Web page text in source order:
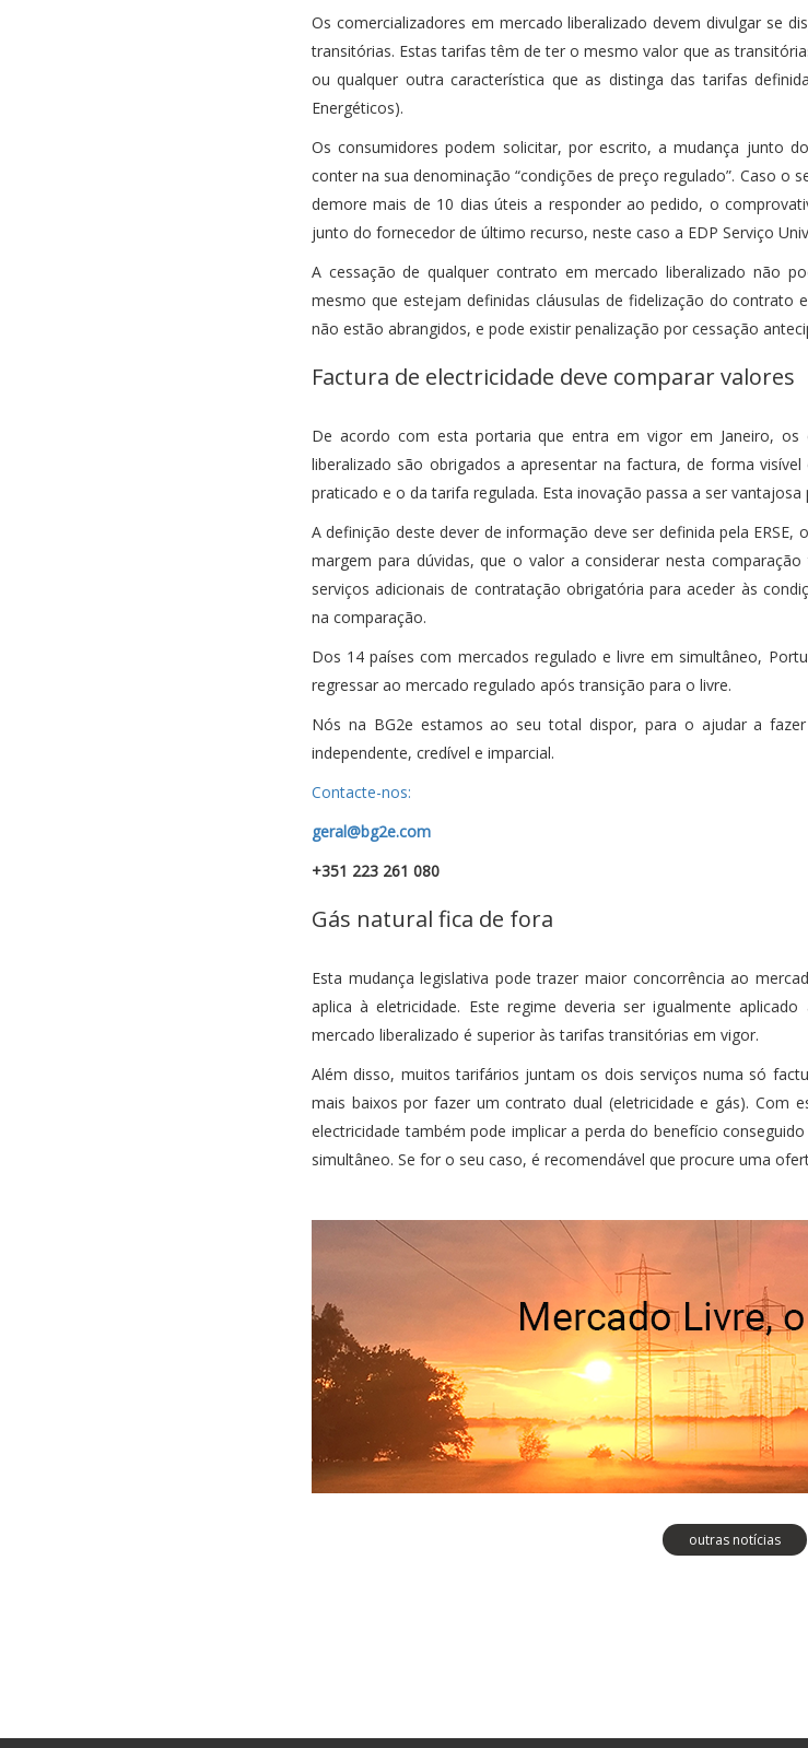
Os comercializadores em mercado liberalizado devem divulgar se
transitórias. Estas tarifas têm de ter o mesmo valor que as
ou qualquer outra característica que as distinga das tarifas
Energéticos).
Os consumidores podem solicitar, por escrito, a mudança junto
conter na sua denominação “condições de preço regulado”. Caso o
demore mais de 10 dias úteis a responder ao pedido, o
junto do fornecedor de último recurso, neste caso a EDP Serviço
A cessação de qualquer contrato em mercado liberalizado não
mesmo que estejam definidas cláusulas de fidelização do contrato
não estão abrangidos, e pode existir penalização por cessação
Factura de electricidade deve comparar valores
De acordo com esta portaria que entra em vigor em Janeiro, os
liberalizado são obrigados a apresentar na factura, de forma
praticado e o da tarifa regulada. Esta inovação passa a ser
A definição deste dever de informação deve ser definida pela
margem para dúvidas, que o valor a considerar nesta
serviços adicionais de contratação obrigatória para aceder às
na comparação.
Dos 14 países com mercados regulado e livre em simultâneo,
regressar ao mercado regulado após transição para o livre.
Nós na BG2e estamos ao seu total dispor, para o ajudar a
independente, credível e imparcial.
Contacte-nos:
geral@bg2e.com
+351 223 261 080
Gás natural fica de fora
Esta mudança legislativa pode trazer maior concorrência ao
aplica à eletricidade. Este regime deveria ser igualmente
mercado liberalizado é superior às tarifas transitórias em vigor.
Além disso, muitos tarifários juntam os dois serviços numa só
mais baixos por fazer um contrato dual (eletricidade e gás). Com
electricidade também pode implicar a perda do benefício
simultâneo. Se for o seu caso, é recomendável que procure uma
outras notícias